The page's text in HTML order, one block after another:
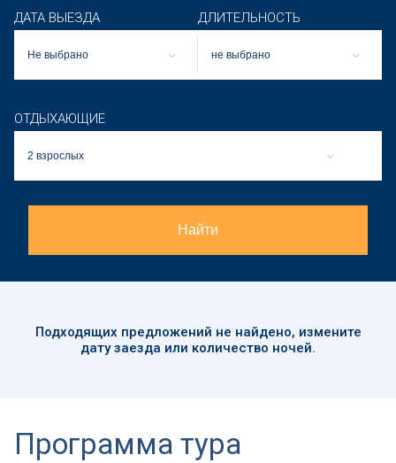
ДАТА ВЫЕЗДА
Не выбрано
ДЛИТЕЛЬНОСТЬ
не выбрано
ОТДЫХАЮЩИЕ
2 взрослых
Найти
Подходящих предложений не найдено, измените
дату заезда или количество ночей.
Программа тура